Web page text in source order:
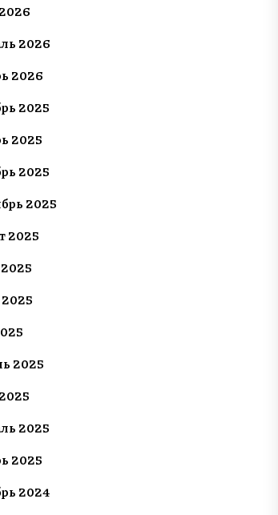
2026
2026
2025
2025
2025
2025
2025
2025
2025
2025
2024